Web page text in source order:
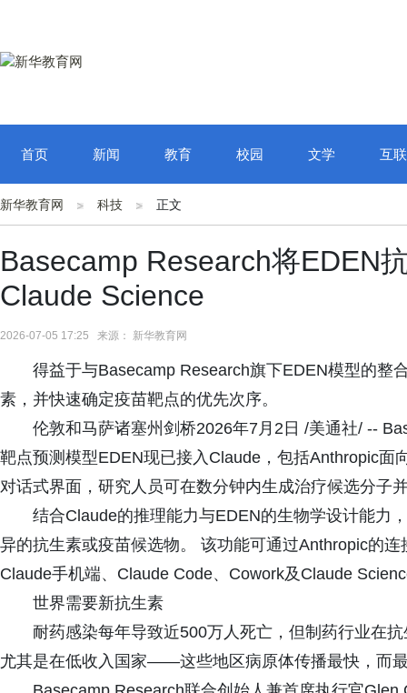
首页 新闻 教育 校园 文学 互
新华教育网 科技 正文
Basecamp Research将EDEN
Claude Science
2026-07-05 17:25 来源： 新华教育网
得益于与Basecamp Research旗下EDEN模型的整
素，并快速确定疫苗靶点的优先次序。
伦敦和马萨诸塞州剑桥2026年7月2日 /美通社/ --
靶点预测模型EDEN现已接入Claude，包括Anthropic面
对话式界面，研究人员可在数分钟内生成治疗候选分子
结合Claude的推理能力与EDEN的生物学设计能力
异的抗生素或疫苗候选物。 该功能可通过Anthropic的
Claude手机端、Claude Code、Cowork及Claude
世界需要新抗生素
耐药感染每年导致近500万人死亡，但制药行业在
尤其是在低收入国家——这些地区病原体传播最快，而